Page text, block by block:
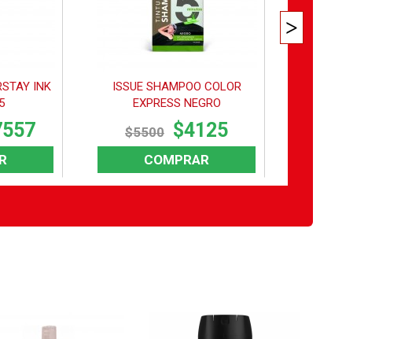
INK
ISSUE SHAMPOO COLOR
EXPRESS NEGRO
$5500 $4125
COMPRAR